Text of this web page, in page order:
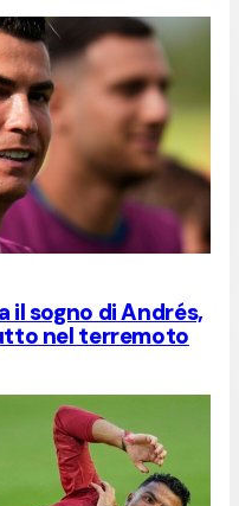
il sogno di Andrés,
nel terremoto